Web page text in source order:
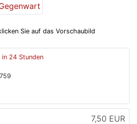
Sie auf das Vorschaubild
24 Stunden
7,50 EUR